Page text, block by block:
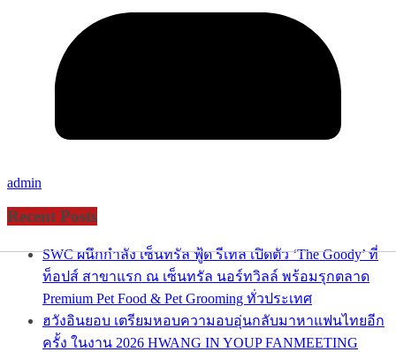
admin
Recent Posts
SWC ผนึกกำลัง เซ็นทรัล ฟู้ด รีเทล เปิดตัว ‘The Goody’ ที่
ท็อปส์ สาขาแรก ณ เซ็นทรัล นอร์ทวิลล์ พร้อมรุกตลาด
Premium Pet Food & Pet Grooming ทั่วประเทศ
ฮวังอินยอบ เตรียมหอบความอบอุ่นกลับมาหาแฟนไทยอีก
ครั้ง ในงาน 2026 HWANG IN YOUP FANMEETING